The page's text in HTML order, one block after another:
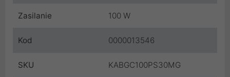
Zasilanie 100 W
Kod 0000013546
SKU KABGC100PS30MG